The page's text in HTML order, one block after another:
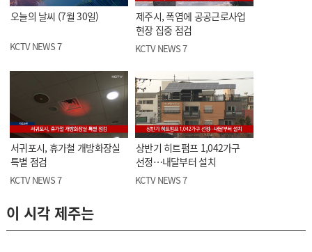
오늘의 날씨 (7월 30일)
KCTV NEWS 7
제주시, 폭염에 공공근로사업
현장 집중 점검
KCTV NEWS 7
서귀포시, 휴가철 개방화장실
특별 점검
KCTV NEWS 7
상반기 히트펌프 1,042가구
선정…내달부터 설치
KCTV NEWS 7
이 시각 제주는